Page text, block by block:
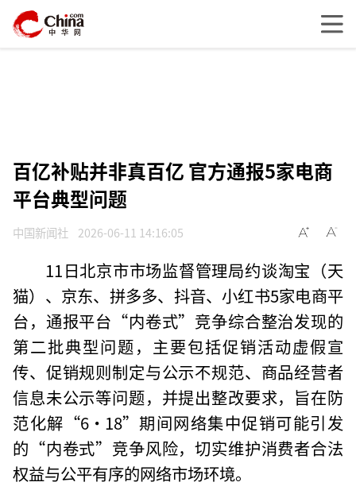
百亿补贴并非真百亿 官方通报5家电商
平台典型问题
中国新闻社 2026-06-11 14:16:05
11日北京市市场监督管理局约谈淘宝（天
猫）、京东、拼多多、抖音、小红书5家电商平
台，通报平台“内卷式”竞争综合整治发现的
第二批典型问题，主要包括促销活动虚假宣
传、促销规则制定与公示不规范、商品经营者
信息未公示等问题，并提出整改要求，旨在防
范化解“6·18”期间网络集中促销可能引发
的“内卷式”竞争风险，切实维护消费者合法
权益与公平有序的网络市场环境。